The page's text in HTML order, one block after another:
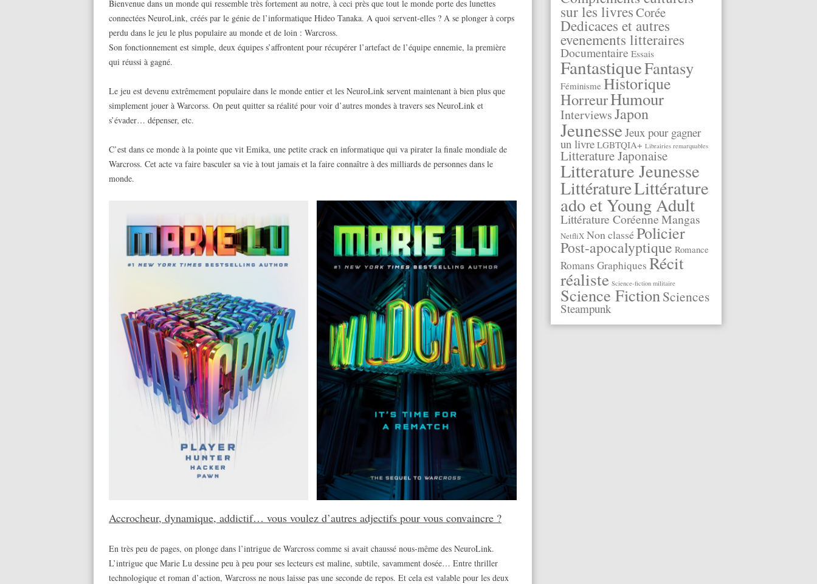
sur les livresCorée
Dedicaces et autres
evenements litteraires
Documentaire Essais
FantastiqueFantasy
Féminisme Historique
HorreurHumour
InterviewsJapon
JeunesseJeux pour gagner
un livre LGBTQIA+ Librairies remarquables
Litterature Japonaise
Litterature Jeunesse
LittératureLittérature
ado et Young Adult
Littérature Coréenne Mangas
NetfliX Non classéPolicier
Post-apocalyptique Romance
Romans Graphiques Récit
réaliste Science-fiction militaire
Science FictionSciences
Steampunk
Bienvenue dans un monde qui ressemble très fortement au notre, à ceci près que tout le monde porte des lunettes
connectées NeuroLink, créés par le génie de l’informatique Hideo Tanaka. A quoi servent-elles ? A se plonger à corps
perdu dans le jeu le plus populaire au monde et de loin : Warcross.
Son fonctionnement est simple, deux équipes s’affrontent pour récupérer l’artefact de l’équipe ennemie, la première
qui réussi à gagné.
Le jeu est devenu extrêmement populaire dans le monde entier et les NeuroLink servent maintenant à bien plus que
simplement jouer à Warcorss. On peut quitter sa réalité pour voir d’autres mondes à travers ses NeuroLink et
s’évader… dépenser, etc.
C’est dans ce monde à la pointe que vit Emika, une petite crack en informatique qui va pirater la finale mondiale de
Warcross. Cet acte va faire basculer sa vie à tout jamais et la faire connaître à des milliards de personnes dans le
monde.
Accrocheur, dynamique, addictif… vous voulez d’autres adjectifs pour vous convaincre ?
En très peu de pages, on plonge dans l’intrigue de Warcross comme si avait chaussé nous-même des NeuroLink.
L’intrigue que Marie Lu dessine peu à peu pour ses lecteurs est maline, subtile, savamment dosée… Entre thriller
technologique et roman d’action, Warcross ne nous laisse pas une seconde de repos. Et cela est valable pour les deux